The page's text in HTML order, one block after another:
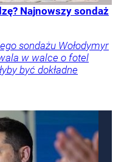
Najnowszy sondaż
sondażu Wołodymyr
w walce o fotel
być dokładne